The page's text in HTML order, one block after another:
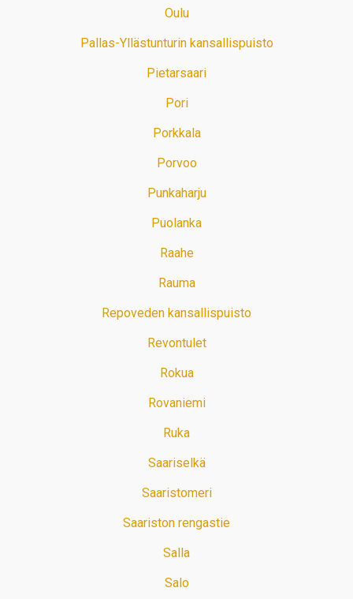
Oulu
Pallas-Yllästunturin kansallispuisto
Pietarsaari
Pori
Porkkala
Porvoo
Punkaharju
Puolanka
Raahe
Rauma
Repoveden kansallispuisto
Revontulet
Rokua
Rovaniemi
Ruka
Saariselkä
Saaristomeri
Saariston rengastie
Salla
Salo